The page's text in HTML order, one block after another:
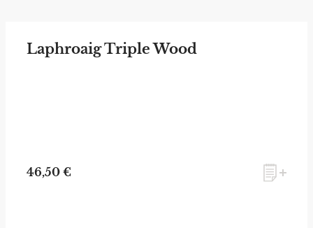
Laphroaig Triple Wood
46,50 €